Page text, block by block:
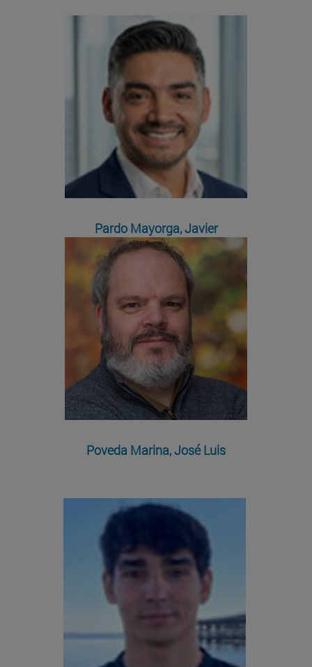
Pardo Mayorga, Javier
Poveda Marina, José Luis